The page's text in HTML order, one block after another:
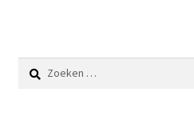
Zoeken
naar: